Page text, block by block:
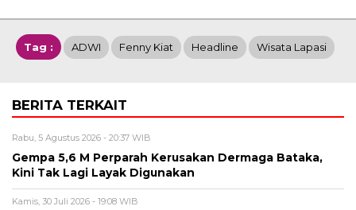
Tag : ADWI Fenny Kiat Headline Wisata Lapasi
BERITA TERKAIT
Rabu, 5 Agustus 2026 - 20:37 WIB
Gempa 5,6 M Perparah Kerusakan Dermaga Bataka,
Kini Tak Lagi Layak Digunakan
Kamis, 30 Juli 2026 - 19:08 WIB